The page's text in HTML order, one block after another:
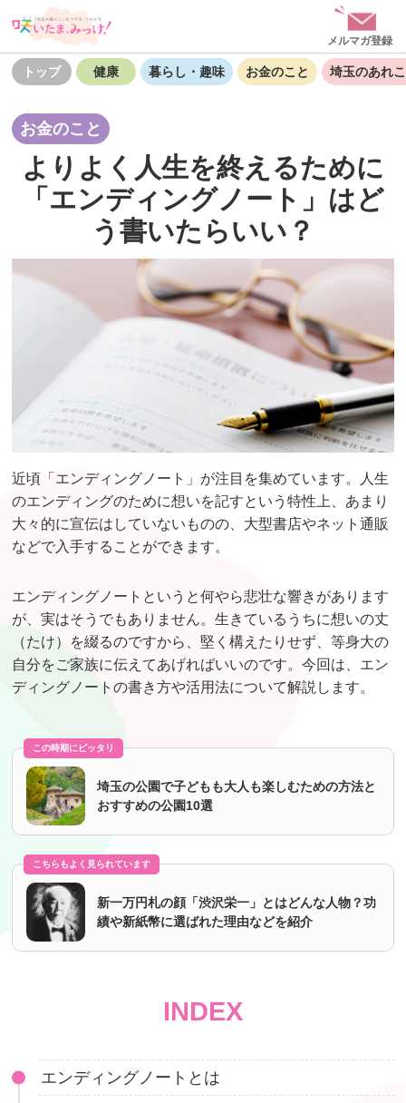
メルマガ登録
トップ 健康 暮らし・趣味 お金のこと 埼玉のあれ
お金のこと
よりよく人生を終えるために
「エンディングノート」はど
う書いたらいい？
近頃「エンディングノート」が注目を集めています。人生
のエンディングのために想いを記すという特性上、あまり
大々的に宣伝はしていないものの、大型書店やネット通販
などで入手することができます。
エンディングノートというと何やら悲壮な響きがあります
が、実はそうでもありません。生きているうちに想いの丈
（たけ）を綴るのですから、堅く構えたりせず、等身大の
自分をご家族に伝えてあげればいいのです。今回は、エン
ディングノートの書き方や活用法について解説します。
この時期にピッタリ
埼玉の公園で子どもも大人も楽しむための方法と
おすすめの公園10選
こちらもよく見られています
新一万円札の顔「渋沢栄一」とはどんな人物？功
績や新紙幣に選ばれた理由などを紹介
INDEX
エンディングノートとは